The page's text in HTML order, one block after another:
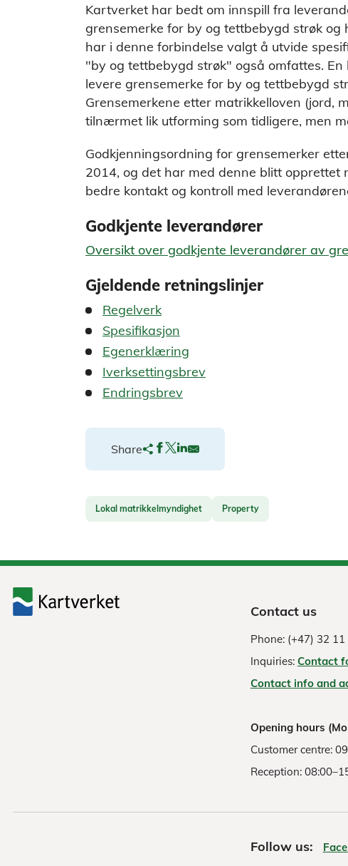
Kartverket har bedt om innspill fra
grensemerke for by og tettbebygd strøk
har i denne forbindelse valgt å utvide
"by og tettbebygd strøk" også omfattes.
levere grensemerke for by og tettbebygd
Grensemerkene etter matrikkelloven (jord,
tilnærmet lik utforming som tidligere, men
Godkjenningsordning for grensemerker
2014, og det har med denne blitt opprettet
bedre kontakt og kontroll med
Godkjente leverandører
Oversikt over godkjente leverandører av
Gjeldende retningslinjer
Regelverk
Spesifikasjon
Egenerklæring
Iverksettingsbrev
Endringsbrev
Share
Lokal matrikkelmyndighet Property
Contact us
Phone: (+47) 32
Inquiries: Contact
Contact info and
Opening hours
Customer centre:
Reception:
Follow us: